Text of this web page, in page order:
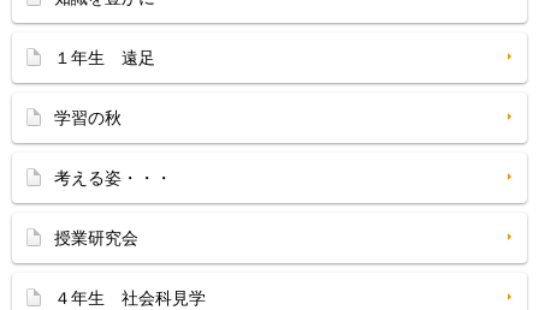
１年生 遠足
学習の秋
考える姿・・・
授業研究会
４年生 社会科見学